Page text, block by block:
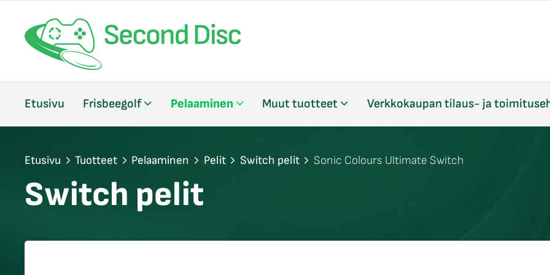
Etusivu Frisbeegolf Pelaaminen Muut tuotteet Verkkokaupan tilaus- ja
Etusivu Tuotteet Pelaaminen Pelit Switch pelit Sonic Colours Ultimate Switch
Switch pelit
sulje
sulje
sulje